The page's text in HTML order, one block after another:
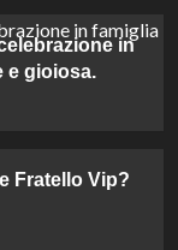
in
e gioiosa.
Fratello Vip?